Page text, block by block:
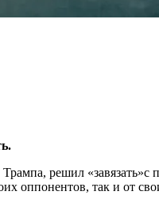
решил «завязать»с
оппонентов, так и от